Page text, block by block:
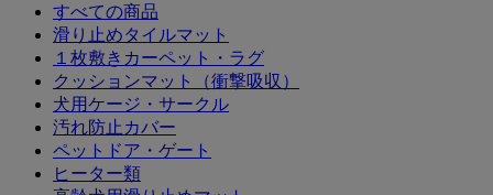
すべての商品
滑り止めタイルマット
１枚敷きカーペット・ラグ
クッションマット（衝撃吸収）
犬用ケージ・サークル
汚れ防止カバー
ペットドア・ゲート
ヒーター類